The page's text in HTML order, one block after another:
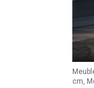
cm,